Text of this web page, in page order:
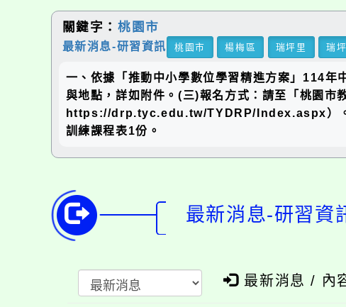
關鍵字： 桃園市
最新消息-研習資訊 桃園市 楊梅區 瑞坪里 瑞
一、依據「推動中小學數位學習精進方案」114年
與地點，詳如附件。(三)報名方式：請至「桃園市
https://drp.tyc.edu.tw/TYDRP/Index.aspx）。
訓練課程表1份。
最新消息-研習資
最新消息 / 內